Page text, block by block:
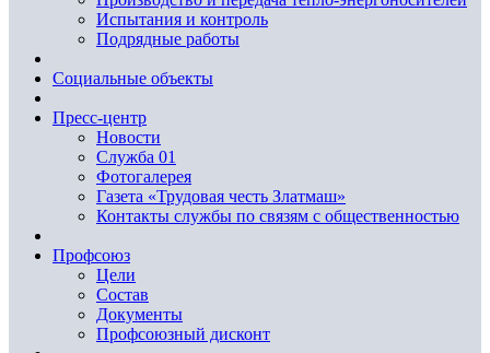
Испытания и контроль
Подрядные работы
Социальные объекты
Пресс-центр
Новости
Служба 01
Фотогалерея
Газета «Трудовая честь Златмаш»
Контакты службы по связям с общественностью
Профсоюз
Цели
Состав
Документы
Профсоюзный дисконт